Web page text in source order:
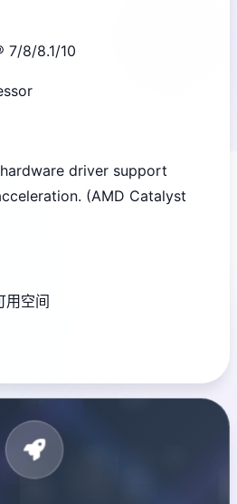
7/8/8.1/10
driver support
(AMD Catalyst
用空间